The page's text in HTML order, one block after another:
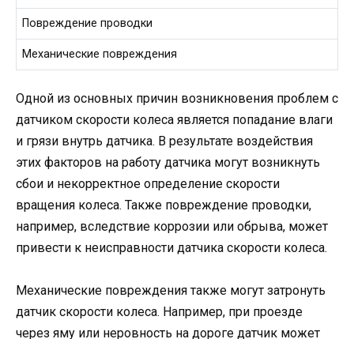
Повреждение проводки
Механические повреждения
Одной из основных причин возникновения проблем с
датчиком скорости колеса является попадание влаги
и грязи внутрь датчика. В результате воздействия
этих факторов на работу датчика могут возникнуть
сбои и некорректное определение скорости
вращения колеса. Также повреждение проводки,
например, вследствие коррозии или обрыва, может
привести к неисправности датчика скорости колеса.
Механические повреждения также могут затронуть
датчик скорости колеса. Например, при проезде
через яму или неровность на дороге датчик может